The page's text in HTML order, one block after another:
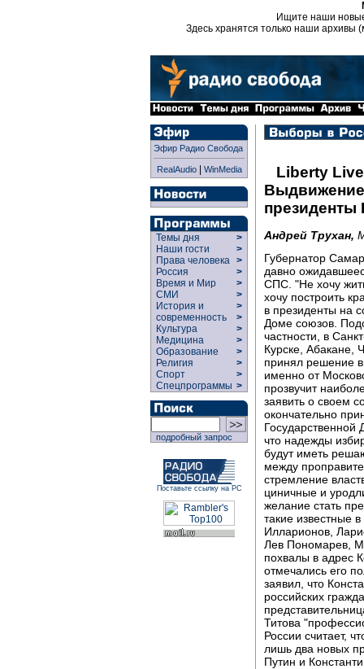
Ищите наши
Здесь хранятся только наши архивы
Эфир Радио Свобода
RealAudio| WinMedia
Темы дня
>
Наши гости
>
Права человека >
Россия
>
Время и Мир
>
СМИ
>
История и
современность
>
>
Культура
>
Медицина
>
Образование
>
Религия
>
Спорт
>
Спецпрограммы >
подробный запрос
Поставьте ссылку на РС
Liberty
Выдвижение
президенты
Андрей Трухан,
Губернатор
давно
СПС. "Не хочу
хочу построить
в президенты на
Доме союзов.
частности, в
Курске, Абакане,
принял решение
именно от
прозвучит
заявить о своем
окончательно
что надежды
будут иметь
между
стремление
циничные и
желание стать
такие известные
Илларионов,
Лев Пономарев,
похвалы в адрес
отмечались его
заявил, что
российских
Титова
России считает,
лишь два новых
Путин и